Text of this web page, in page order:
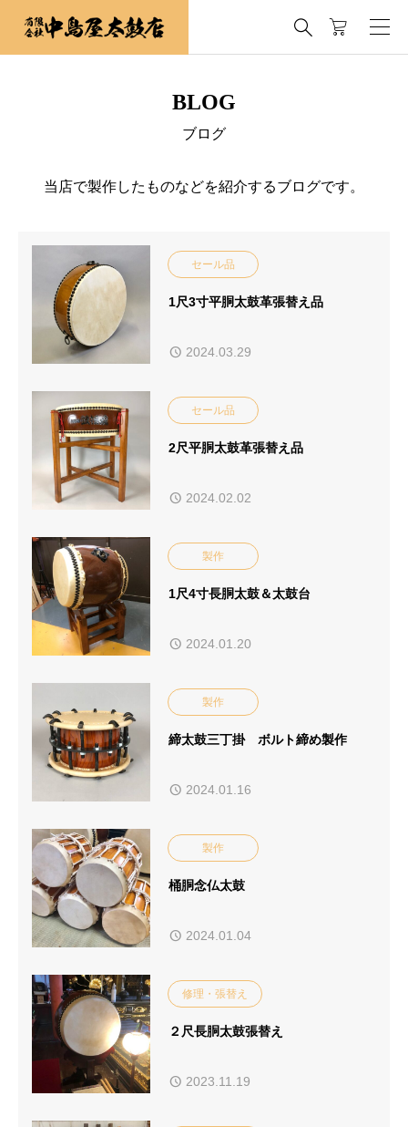

BLOG
ブログ
当店で製作したものなどを紹介するブログです。
セール品
1尺3寸平胴太鼓革張替え品
2024.03.29
セール品
2尺平胴太鼓革張替え品
2024.02.02
製作
1尺4寸長胴太鼓＆太鼓台
2024.01.20
製作
締太鼓三丁掛 ボルト締め製作
2024.01.16
製作
桶胴念仏太鼓
2024.01.04
修理・張替え
２尺長胴太鼓張替え
2023.11.19